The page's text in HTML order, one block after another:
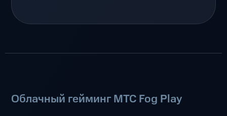
Облачный гейминг МТС Fog Play